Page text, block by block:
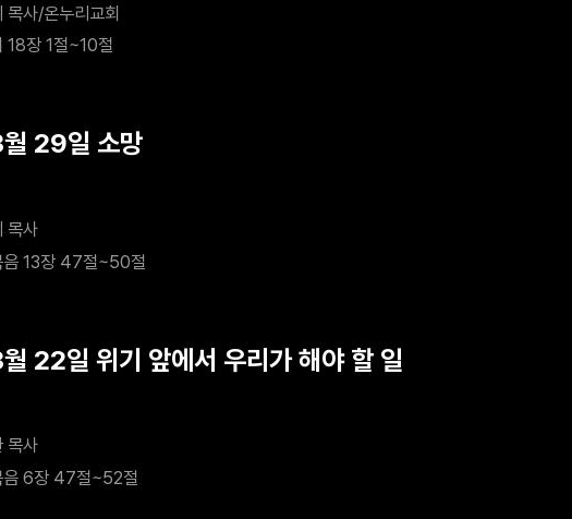
목사/온누리교회
18장 1절~10절
29일 소망
목사
음 13장 47절~50절
22일 위기 앞에서 우리가 해야 할 일
목사
음 6장 47절~52절